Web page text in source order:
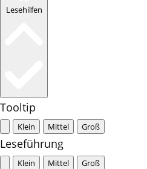
Lesehilfen
Tooltip
Klein Mittel Groß
Leseführung
Klein Mittel Groß